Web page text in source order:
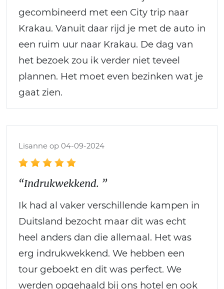
gecombineerd met een City trip naar
Krakau. Vanuit daar rijd je met de auto in
een ruim uur naar Krakau. De dag van
het bezoek zou ik verder niet teveel
plannen. Het moet even bezinken wat je
gaat zien.
Lisanne op 04-09-2024
“Indrukwekkend. ”
Ik had al vaker verschillende kampen in
Duitsland bezocht maar dit was echt
heel anders dan die allemaal. Het was
erg indrukwekkend. We hebben een
tour geboekt en dit was perfect. We
werden opgehaald bij ons hotel en ook